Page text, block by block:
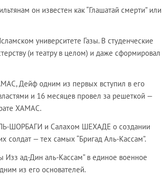
он известен как “Глашатай смерти” или
университете Газы. В студенческие
(и театру в целом) и даже сформировал
Дейф одним из первых вступил в его
и 16 месяцев провел за решеткой —
ХАМАС.
ШОРБАГИ и Салахом ШЕХАДЕ о создании
солдат — тех самых “Бригад Аль-Кассам”.
ад-Дин аль-Кассам” в единое военное
из его основателей.